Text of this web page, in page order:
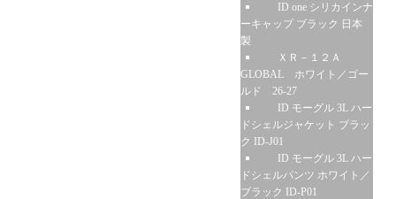
ID one シリカインナ
ーキャップ ブラック 日本
製
ＸＲ－１２Ａ
GLOBAL ホワイト／ゴー
ルド 26-27
ID モーグル 3L ハー
ドシェルジャケット ブラッ
ク ID-J01
ID モーグル 3L ハー
ドシェルパンツ ホワイト／
ブラック ID-P01